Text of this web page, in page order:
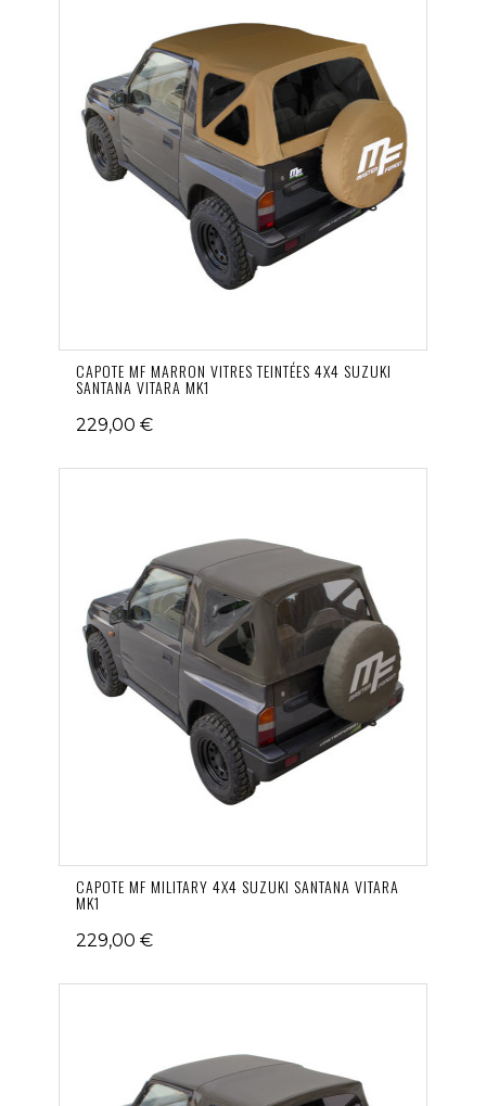
CAPOTE MF MARRON VITRES TEINTÉES 4X4 SUZUKI
SANTANA VITARA MK1
229,00 €
CAPOTE MF MILITARY 4X4 SUZUKI SANTANA VITARA
MK1
229,00 €